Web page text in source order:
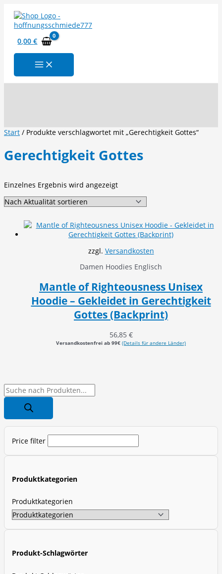
Inhalt
springen
0,00€
P
o
d
c
Price filter
Produktkategorien
Produktkategorien
Produkt-Schlagwörter
Start / Produkte verschlagwortet mit „Gerechtigkeit Gottes“
Gerechtigkeit Gottes
Einzelnes Ergebnis wird angezeigt
zzgl. Versandkosten
Damen Hoodies Englisch
Mantle of Righteousness Unisex
Hoodie – Gekleidet in Gerechtigkeit
Gottes (Backprint)
56,85 €
Versandkostenfrei ab 99€ (Details für andere Länder)